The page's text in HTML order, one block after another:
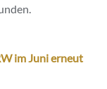
im Juni erneut